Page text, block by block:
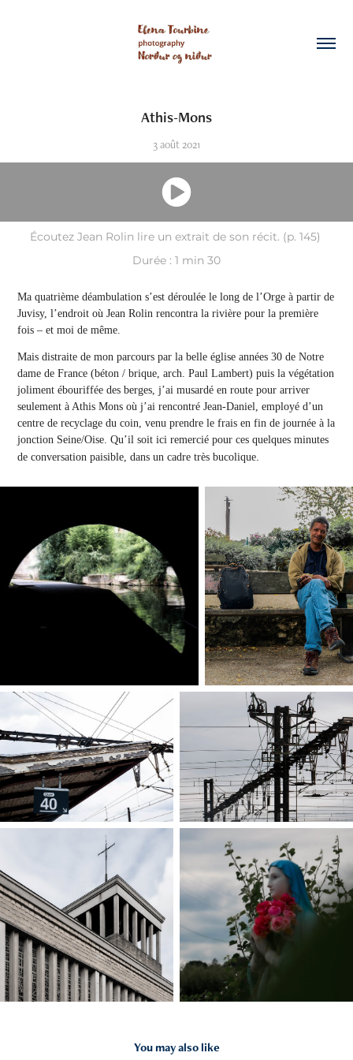
Athis-Mons
3 août 2021
Écoutez Jean Rolin lire un extrait de son récit. (p. 145)
Durée : 1 min 30
Ma quatrième déambulation s’est déroulée le long de l’Orge à partir de
Juvisy, l’endroit où Jean Rolin rencontra la rivière pour la première
fois – et moi de même.
Mais distraite de mon parcours par la belle église années 30 de Notre
dame de France (béton / brique, arch. Paul Lambert) puis la végétation
joliment ébouriffée des berges, j’ai musardé en route pour arriver
seulement à Athis Mons où j’ai rencontré Jean-Daniel, employé d’un
centre de recyclage du coin, venu prendre le frais en fin de journée à la
jonction Seine/Oise. Qu’il soit ici remercié pour ces quelques minutes
de conversation paisible, dans un cadre très bucolique
You may also like